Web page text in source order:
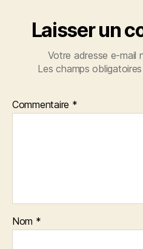
Laisser un
Votre adresse e-mail
Les champs
Commentaire *
Nom *